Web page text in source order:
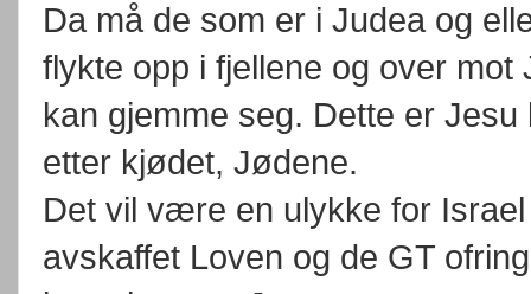
Da må de som er i Judea og
flykte opp i fjellene og over
kan gjemme seg. Dette er
etter kjødet, Jødene.
Det vil være en ulykke for
avskaffet Loven og de GT